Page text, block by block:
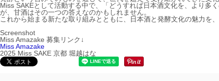
Miss SAKEとして活動する中で、「どうすれば日本酒文化を、より多
が、甘酒はその一つの答えなのかもしれません。
これから始まる新たな取り組みとともに、日本酒と発酵文化の魅力を
Screenshot
Miss Amazake 募集リンク↓
Miss Amazake
2025 Miss SAKE 京都 堀越はな